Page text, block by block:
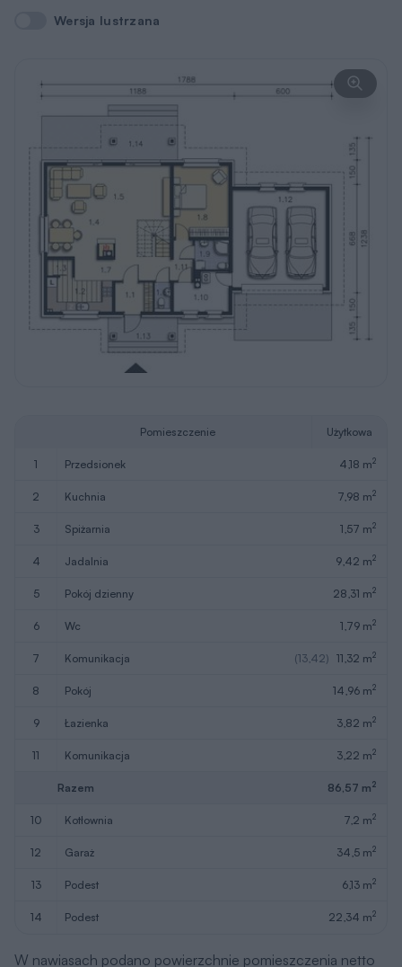
Wersja lustrzana
Wersja lustrzana
Pomieszczenie Użytkowa
1 przedsionek 4,18 m2
2 kuchnia 7,98 m2
3 spiżarnia 1,57 m2
4 jadalnia 9,42 m2
5 pokój dzienny 28,31 m2
6 wc 1,79 m2
7 komunikacja (13,42) 11,32 m2
8 pokój 14,96 m2
9 łazienka 3,82 m2
11 komunikacja 3,22 m2
Razem 86,57 m2
10 kotłownia 7,2 m2
12 garaż 34,5 m2
13 podest 6,13 m2
14 podest 22,34 m2
W nawiasach podano powierzchnie pomieszczenia netto